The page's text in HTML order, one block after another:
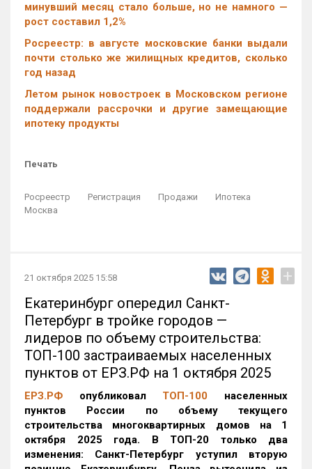
минувший месяц стало больше, но не намного —
рост составил 1,2%
Росреестр: в августе московские банки выдали
почти столько же жилищных кредитов, сколько
год назад
Летом рынок новостроек в Московском регионе
поддержали рассрочки и другие замещающие
ипотеку продукты
Печать
Росреестр Регистрация Продажи
Ипотека
Москва
21 октября 2025 15:58 +
Екатеринбург опередил Санкт-
Петербург в тройке городов —
лидеров по объему строительства:
ТОП-100 застраиваемых населенных
пунктов от ЕРЗ.РФ на 1 октября 2025
ЕРЗ.РФ опубликовал ТОП-100 населенных
пунктов России по объему текущего
строительства многоквартирных домов на 1
октября 2025 года. В ТОП-20 только два
изменения: Санкт-Петербург уступил вторую